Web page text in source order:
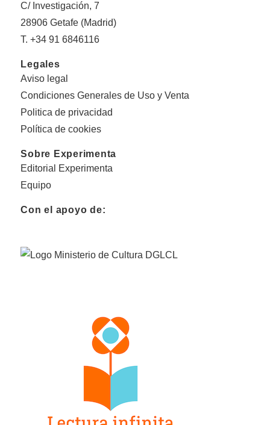
C/ Investigación, 7
28906 Getafe (Madrid)
T. +34 91 6846116
Legales
Aviso legal
Condiciones Generales de Uso y Venta
Politica de privacidad
Política de cookies
Sobre Experimenta
Editorial Experimenta
Equipo
Con el apoyo de: